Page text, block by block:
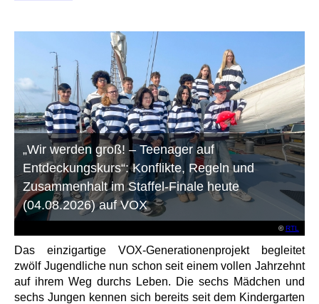
©RTL
„Wir werden groß! – Teenager auf
Entdeckungskurs“: Konflikte, Regeln und
Zusammenhalt im Staffel-Finale heute
(04.08.2026) auf VOX
Das einzigartige VOX-Generationenprojekt begleitet
zwölf Jugendliche nun schon seit einem vollen Jahrzehnt
auf ihrem Weg durchs Leben. Die sechs Mädchen und
sechs Jungen kennen sich bereits seit dem Kindergarten